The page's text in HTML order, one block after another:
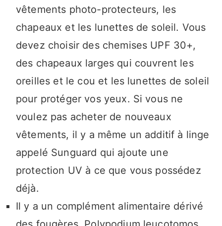
vêtements photo-protecteurs, les
chapeaux et les lunettes de soleil. Vous
devez choisir des chemises UPF 30+,
des chapeaux larges qui couvrent les
oreilles et le cou et les lunettes de soleil
pour protéger vos yeux. Si vous ne
voulez pas acheter de nouveaux
vêtements, il y a même un additif à linge
appelé Sunguard qui ajoute une
protection UV à ce que vous possédez
déjà.
Il y a un complément alimentaire dérivé